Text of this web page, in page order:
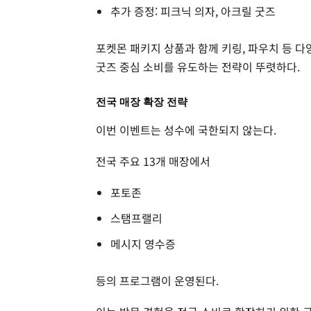
추가 증정: 피크닉 의자, 아크릴 굿즈
포켓몬 패키지 상품과 함께 키링, 파우치 등 다
굿즈 중심 소비를 유도하는 전략이 뚜렷하다.
전국 매장 확장 전략
이번 이벤트는 성수에 국한되지 않는다.
전국 주요 13개 매장에서
포토존
스탬프랠리
메시지 영수증
등의 프로그램이 운영된다.